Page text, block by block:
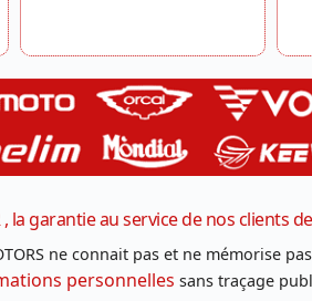
, la garantie au service de nos clients
ne connait pas et ne mémorise
personnelles sans traçage